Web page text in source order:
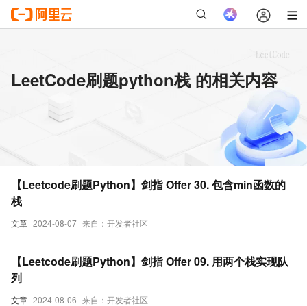
LeetCode刷题python栈 的相关内容
文章 2024-08-07 来自：开发者社区
【Leetcode刷题Python】剑指 Offer 30. 包含min函数的
栈
文章 2024-08-06 来自：开发者社区
【Leetcode刷题Python】剑指 Offer 09. 用两个栈实现队
列